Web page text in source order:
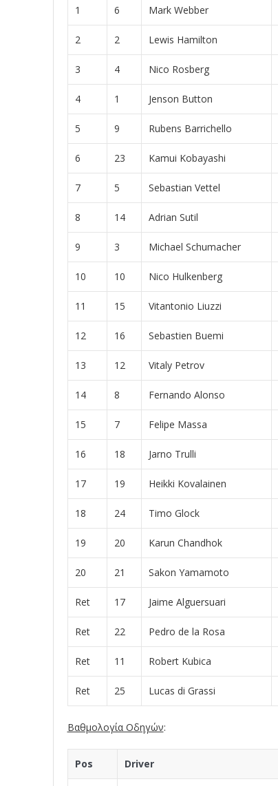
1 6 Mark Webber
2 2 Lewis Hamilton
3 4 Nico Rosberg
4 1 Jenson Button
5 9 Rubens Barrichello
6 23 Kamui Kobayashi
7 5 Sebastian Vettel
8 14 Adrian Sutil
9 3 Michael Schumacher
10 10 Nico Hulkenberg
11 15 Vitantonio Liuzzi
12 16 Sebastien Buemi
13 12 Vitaly Petrov
14 8 Fernando Alonso
15 7 Felipe Massa
16 18 Jarno Trulli
17 19 Heikki Kovalainen
18 24 Timo Glock
19 20 Karun Chandhok
20 21 Sakon Yamamoto
Ret 17 Jaime Alguersuari
Ret 22 Pedro de la Rosa
Ret 11 Robert Kubica
Ret 25 Lucas di Grassi
Βαθμολογία Οδηγών:
Pos Driver